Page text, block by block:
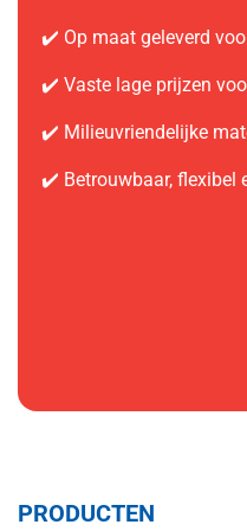
✔️ Op maat geleverd
✔️ Vaste lage prijzen
✔️ Milieuvriendelijke
✔️ Betrouwbaar, flexibel
PRODUCTEN